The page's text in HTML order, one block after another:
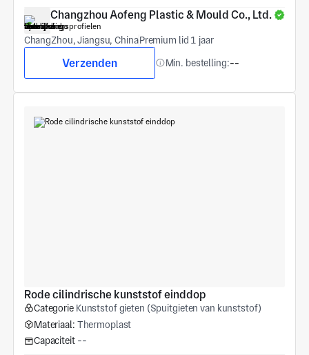
Changzhou Aofeng Plastic & Mould Co., Ltd.
ChangZhou, Jiangsu, ChinaPremium lid 1 jaar
Verzenden Min. bestelling:--
Rode cilindrische kunststof einddop
Categorie Kunststof gieten (Spuitgieten van kunststof)
Materiaal: Thermoplast
Capaciteit --